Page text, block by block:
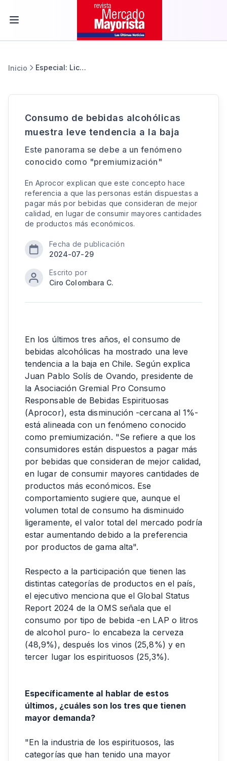
Inicio Especial: Licores de selección
Consumo de bebidas alcohólicas
muestra leve tendencia a la baja
Este panorama se debe a un fenómeno
conocido como "premiumización"
En Aprocor explican que este concepto hace
referencia a que las personas están dispuestas a
pagar más por bebidas que consideran de mejor
calidad, en lugar de consumir mayores cantidades
de productos más económicos.
Fecha de publicación
2024-07-29
Escrito por
Ciro Colombara C.
En los últimos tres años, el consumo de
bebidas alcohólicas ha mostrado una leve
tendencia a la baja en Chile. Según explica
Juan Pablo Solís de Ovando, presidente de
la Asociación Gremial Pro Consumo
Responsable de Bebidas Espirituosas
(Aprocor), esta disminución -cercana al 1%-
está alineada con un fenómeno conocido
como premiumización. "Se refiere a que los
consumidores están dispuestos a pagar más
por bebidas que consideran de mejor calidad,
en lugar de consumir mayores cantidades de
productos más económicos. Ese
comportamiento sugiere que, aunque el
volumen total de consumo ha disminuido
ligeramente, el valor total del mercado podría
estar aumentando debido a la preferencia
por productos de gama alta".
Respecto a la participación que tienen las
distintas categorías de productos en el país,
el ejecutivo menciona que el Global Status
Report 2024 de la OMS señala que el
consumo por tipo de bebida -en LAP o litros
de alcohol puro- lo encabeza la cerveza
(48,9%), después los vinos (25,8%) y en
tercer lugar los espirituosos (25,3%).
Específicamente al hablar de estos
últimos, ¿cuáles son los tres que tienen
mayor demanda?
"En la industria de los espirituosos, las
categorías que han tenido una mayor